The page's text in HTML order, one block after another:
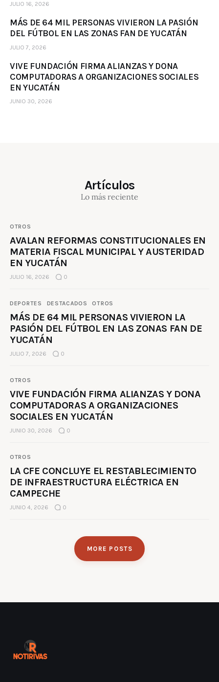
JULIO 16, 2026
MÁS DE 64 MIL PERSONAS VIVIERON LA PASIÓN
DEL FÚTBOL EN LAS ZONAS FAN DE YUCATÁN
JULIO 7, 2026
VIVE FUNDACIÓN FIRMA ALIANZAS Y DONA
COMPUTADORAS A ORGANIZACIONES SOCIALES
EN YUCATÁN
JUNIO 30, 2026
Artículos
Lo más reciente
OTROS
AVALAN REFORMAS CONSTITUCIONALES EN
MATERIA FISCAL MUNICIPAL Y AUSTERIDAD
EN YUCATÁN
JULIO 16, 2026 0
DEPORTES DESTACADOS OTROS
MÁS DE 64 MIL PERSONAS VIVIERON LA
PASIÓN DEL FÚTBOL EN LAS ZONAS FAN DE
YUCATÁN
JULIO 7, 2026 0
OTROS
VIVE FUNDACIÓN FIRMA ALIANZAS Y DONA
COMPUTADORAS A ORGANIZACIONES
SOCIALES EN YUCATÁN
JUNIO 30, 2026 0
OTROS
LA CFE CONCLUYE EL RESTABLECIMIENTO
DE INFRAESTRUCTURA ELÉCTRICA EN
CAMPECHE
JUNIO 4, 2026 0
MORE POSTS